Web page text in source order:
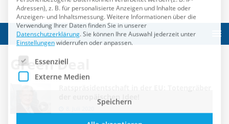
Green Deal
der europäischen Idee!
Es folgt eine Liste der Service-Gruppen, für die eine
Essenziell
Externe Medien
Speichern